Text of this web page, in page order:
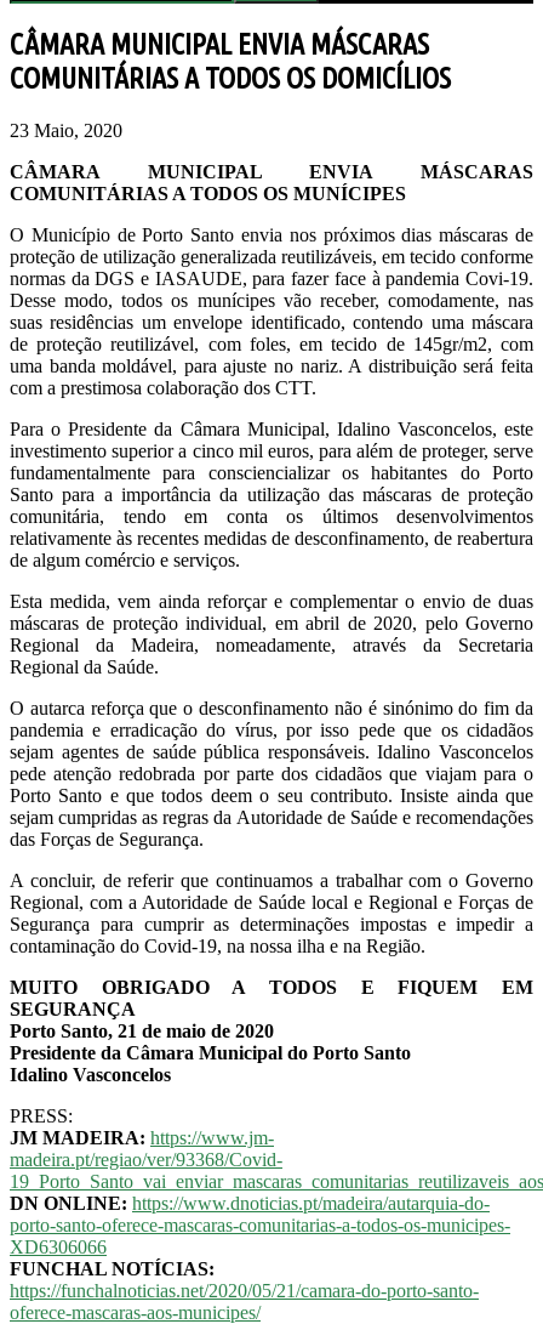
CÂMARA MUNICIPAL ENVIA MÁSCARAS
COMUNITÁRIAS A TODOS OS DOMICÍLIOS
23 Maio, 2020
CÂMARA MUNICIPAL ENVIA MÁSCARAS
COMUNITÁRIAS A TODOS OS MUNÍCIPES
O Município de Porto Santo envia nos próximos dias máscaras de
proteção de utilização generalizada reutilizáveis, em tecido conforme
normas da DGS e IASAUDE, para fazer face à pandemia Covi-19.
Desse modo, todos os munícipes vão receber, comodamente, nas
suas residências um envelope identificado, contendo uma máscara
de proteção reutilizável, com foles, em tecido de 145gr/m2, com
uma banda moldável, para ajuste no nariz. A distribuição será feita
com a prestimosa colaboração dos CTT.
Para o Presidente da Câmara Municipal, Idalino Vasconcelos, este
investimento superior a cinco mil euros, para além de proteger, serve
fundamentalmente para consciencializar os habitantes do Porto
Santo para a importância da utilização das máscaras de proteção
comunitária, tendo em conta os últimos desenvolvimentos
relativamente às recentes medidas de desconfinamento, de reabertura
de algum comércio e serviços.
Esta medida, vem ainda reforçar e complementar o envio de duas
máscaras de proteção individual, em abril de 2020, pelo Governo
Regional da Madeira, nomeadamente, através da Secretaria
Regional da Saúde.
O autarca reforça que o desconfinamento não é sinónimo do fim da
pandemia e erradicação do vírus, por isso pede que os cidadãos
sejam agentes de saúde pública responsáveis. Idalino Vasconcelos
pede atenção redobrada por parte dos cidadãos que viajam para o
Porto Santo e que todos deem o seu contributo. Insiste ainda que
sejam cumpridas as regras da Autoridade de Saúde e recomendações
das Forças de Segurança.
A concluir, de referir que continuamos a trabalhar com o Governo
Regional, com a Autoridade de Saúde local e Regional e Forças de
Segurança para cumprir as determinações impostas e impedir a
contaminação do Covid-19, na nossa ilha e na Região.
MUITO OBRIGADO A TODOS E FIQUEM EM
SEGURANÇA
Porto Santo, 21 de maio de 2020
Presidente da Câmara Municipal do Porto Santo
Idalino Vasconcelos
PRESS:
JM MADEIRA: https://www.jm-
madeira.pt/regiao/ver/93368/Covid-
DN ONLINE: https://www.dnoticias.pt/madeira/autarquia-do-
porto-santo-oferece-mascaras-comunitarias-a-todos-os-municipes-
XD6306066
FUNCHAL NOTÍCIAS:
https://funchalnoticias.net/2020/05/21/camara-do-porto-santo-
oferece-mascaras-aos-municipes/